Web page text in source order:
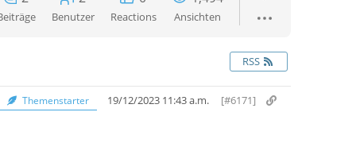
Benutzer Reactions Ansichten
RSS
Themenstarter 19/12/2023 11:43 a.m. [#6171]